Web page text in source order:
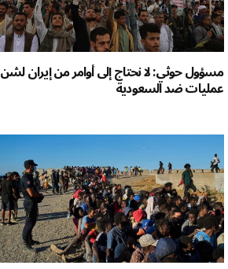
مسؤول حوثي: لا نحتاج إلى أوامر من إيران لشن
عمليات ضد السعودية